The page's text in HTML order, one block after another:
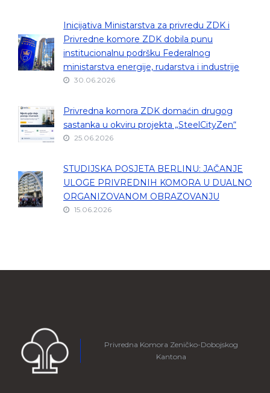
Inicijativa Ministarstva za privredu ZDK i
Privredne komore ZDK dobila punu
institucionalnu podršku Federalnog
ministarstva energije, rudarstva i industrije
30.06.2026
Privredna komora ZDK domaćin drugog
sastanka u okviru projekta „SteelCityZen“
25.06.2026
STUDIJSKA POSJETA BERLINU: JAČANJE
ULOGE PRIVREDNIH KOMORA U DUALNO
ORGANIZOVANOM OBRAZOVANJU
15.06.2026
Privredna Komora Zeničko-Dobojskog
Kantona